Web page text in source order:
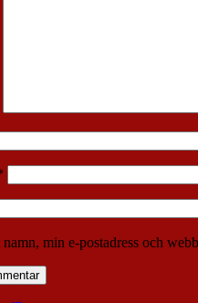
namn, min e-postadress och